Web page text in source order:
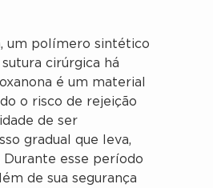
um polímero sintético
cirúrgica há
é um material
o risco de rejeição
de ser
gradual que leva,
Durante esse período
de sua segurança